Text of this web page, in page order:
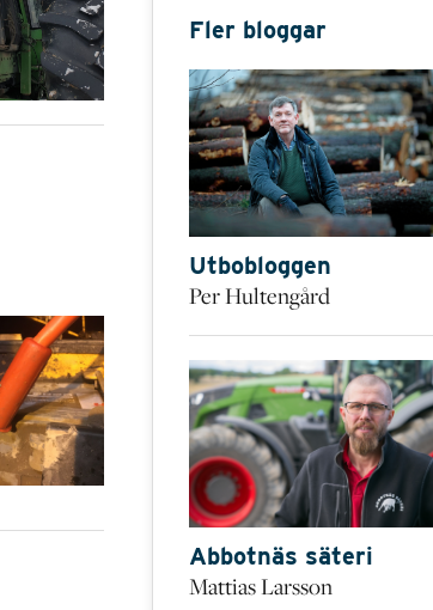
Fler bloggar
Utbobloggen
Per Hultengård
Abbotnäs säteri
Mattias Larsson